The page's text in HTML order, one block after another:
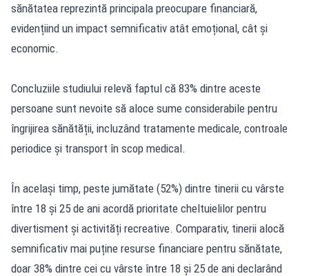
sănătatea reprezintă principala preocupare financiară,
evidențiind un impact semnificativ atât emoțional, cât și
economic.
Concluziile studiului relevă faptul că 83% dintre aceste
persoane sunt nevoite să aloce sume considerabile pentru
îngrijirea sănătății, incluzând tratamente medicale, controale
periodice și transport în scop medical.
În același timp, peste jumătate (52%) dintre tinerii cu vârste
între 18 și 25 de ani acordă prioritate cheltuielilor pentru
divertisment și activități recreative. Comparativ, tinerii alocă
semnificativ mai puține resurse financiare pentru sănătate,
doar 38% dintre cei cu vârste între 18 și 25 de ani declarând